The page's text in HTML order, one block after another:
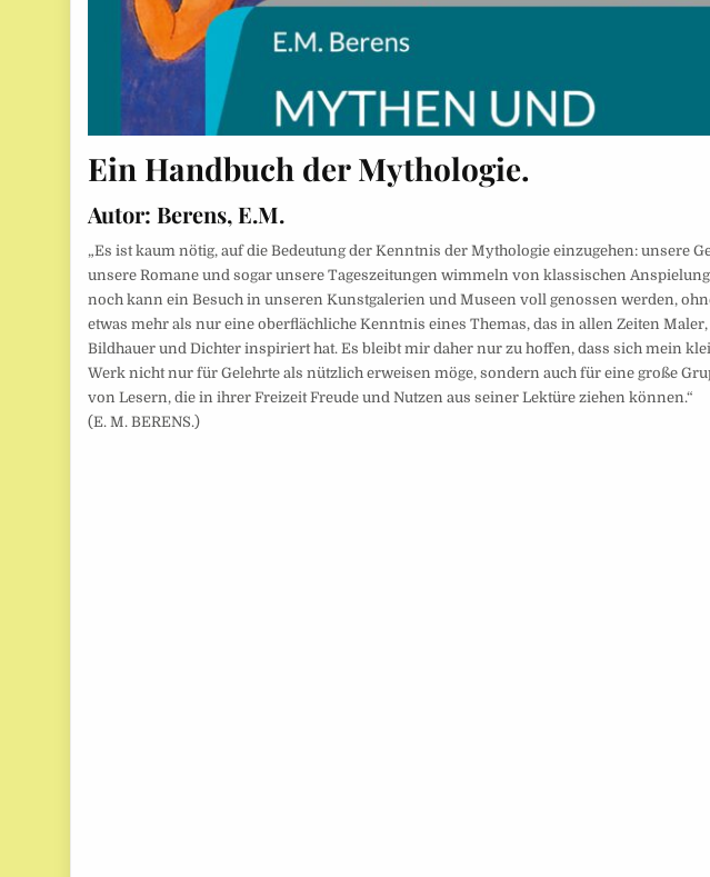
Ein Handbuch der Mythologie.
Autor: Berens, E.M.
„Es ist kaum nötig, auf die Bedeutung der Kenntnis der Mythologie einzugehen: unsere
unsere Romane und sogar unsere Tageszeitungen wimmeln von klassischen
noch kann ein Besuch in unseren Kunstgalerien und Museen voll genossen werden,
etwas mehr als nur eine oberflächliche Kenntnis eines Themas, das in allen Zeiten Maler,
Bildhauer und Dichter inspiriert hat. Es bleibt mir daher nur zu hoffen, dass sich mein
Werk nicht nur für Gelehrte als nützlich erweisen möge, sondern auch für eine große
von Lesern, die in ihrer Freizeit Freude und Nutzen aus seiner Lektüre ziehen können.“
(E. M. BERENS.)